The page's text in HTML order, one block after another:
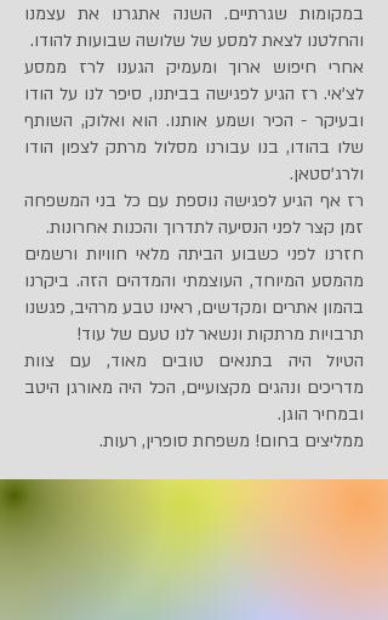
במקומות שגרתיים. השנה אתגרנו את עצמנו
והחלטנו לצאת למסע של שלושה שבועות להודו.
אחרי חיפוש ארוך ומעמיק הגענו לרז ממסע
לצ'אי. רז הגיע לפגישה בביתנו, סיפר לנו על הודו
ובעיקר - הכיר ושמע אותנו. הוא ואלוק, השותף
שלו בהודו, בנו עבורנו מסלול מרתק לצפון הודו
ולרג'סטאן.
רז אף הגיע לפגישה נוספת עם כל בני המשפחה
זמן קצר לפני הנסיעה לתדרוך והכנות אחרונות.
חזרנו לפני כשבוע הביתה מלאי חוויות ורשמים
מהמסע המיוחד, העוצמתי והמדהים הזה. ביקרנו
בהמון אתרים ומקדשים, ראינו טבע מרהיב, פגשנו
תרבויות מרתקות ונשאר לנו טעם של עוד!
הטיול היה בתנאים טובים מאוד, עם צוות
מדריכים ונהגים מקצועיים, הכל היה מאורגן היטב
ובמחיר הוגן.
ממליצים בחום! משפחת סופרין, רעות.